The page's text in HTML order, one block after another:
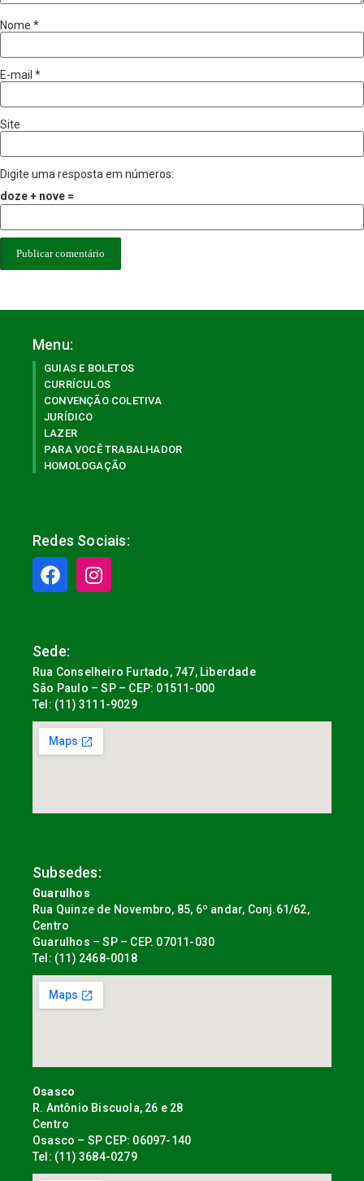
Nome *
E-mail *
Site
Digite uma resposta em números:
doze + nove =
Menu:
GUIAS E BOLETOS
CURRÍCULOS
CONVENÇÃO COLETIVA
JURÍDICO
LAZER
PARA VOCÊ TRABALHADOR
HOMOLOGAÇÃO
Redes Sociais:
Sede:
Rua Conselheiro Furtado, 747, Liberdade
São Paulo – SP – CEP: 01511-000
Tel: (11) 3111-9029
Subsedes:
Guarulhos
Rua Quinze de Novembro, 85, 6º andar, Conj.61/62,
Centro
Guarulhos – SP – CEP. 07011-030
Tel: (11) 2468-0018
Osasco
R. Antônio Biscuola, 26 e 28
Centro
Osasco – SP CEP: 06097-140
Tel: (11) 3684-0279